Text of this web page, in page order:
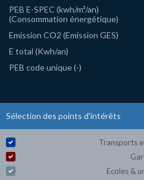
PEB E-SPEC (kwh/m²/an)
(Consommation énergétique)
Emission CO2 (Emission GES)
E total (Kwh/an)
PEB code unique (-)
Sélection des points d'intérêts
Transports
Ecoles &